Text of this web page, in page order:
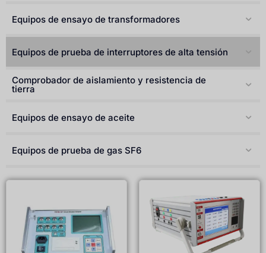
Equipos de ensayo de transformadores
Equipos de prueba de interruptores de alta tensión
Comprobador de aislamiento y resistencia de
tierra
Equipos de ensayo de aceite
Equipos de prueba de gas SF6
Português
Español de Argentina
Svenska
Ελληνικά
O‘zbekcha
Bahasa Indonesia